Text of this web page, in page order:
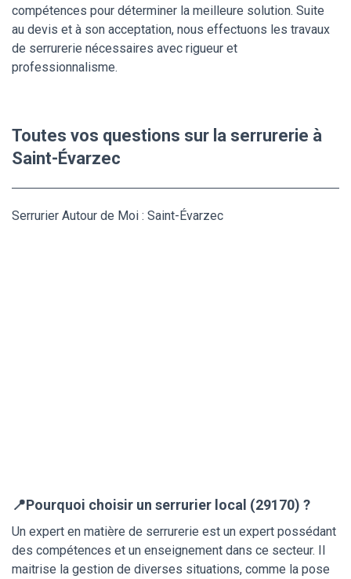
compétences pour déterminer la meilleure solution. Suite
au devis et à son acceptation, nous effectuons les travaux
de serrurerie nécessaires avec rigueur et
professionnalisme.
Toutes vos questions sur la serrurerie à
Saint-Évarzec
Serrurier Autour de Moi : Saint-Évarzec
📍Pourquoi choisir un serrurier local (29170) ?
Un expert en matière de serrurerie est un expert possédant
des compétences et un enseignement dans ce secteur. Il
maitrise la gestion de diverses situations, comme la pose